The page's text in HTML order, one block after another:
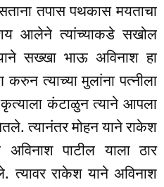
तपास पथकास मयताचा
आलेने त्यांच्याकडे सखोल
सख्खा भाऊ अविनाश हा
त्याच्या मुलांना पत्नीला
कंटाळुन त्याने आपला
त्यानंतर मोहन याने राकेश
पाटील याला ठार
त्यावर राकेश याने अविनाश